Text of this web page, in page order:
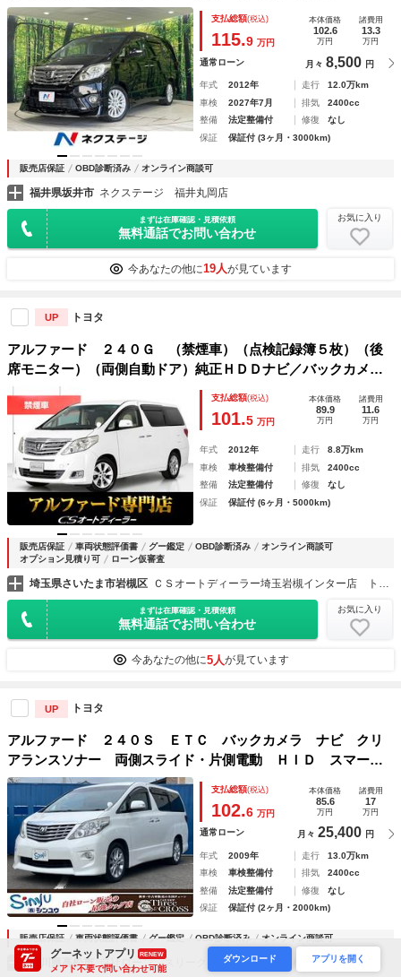
クカメラ クルーズコントロール クリアランスソナー パワ
ーバックドア ＥＴＣ 前／中列パワーシート ＨＩＤラン
プ オートライト
支払総額(税込)
115.9 万円
本体価格
102.6
万円
諸費用
13.3
万円
通常ローン 月々 8,500 円
年式 2012年 走行
12.0万km
車検
2027年7月 排気
2400cc
整備
法定整備付 修復
なし
保証
保証付 (3ヶ月・3000km)
販売店保証 OBD診断済み オンライン商談可
福井県坂井市 ネクステージ 福井丸岡店
まずは在庫確認・見積依頼
無料通話でお問い合わせ
お気に入り
今あなたの他に19人が見ています
UP トヨタ
アルファード ２４０Ｇ （禁煙車）（点検記録簿５枚）（後
席モニター）（両側自動ドア）純正ＨＤＤナビ／バックカメラ
／パワーシート／シートメモリー／コンビハンドル／クルーズ
コントロール／クリアランスソナー／Ｂｌｕｅｔｏｏｔｈ接続
支払総額(税込)
101.5 万円
本体価格
89.9
万円
諸費用
11.6
万円
年式 2012年 走行
8.8万km
車検
車検整備付 排気
2400cc
整備
法定整備付 修復
なし
保証
保証付 (6ヶ月・5000km)
販売店保証 車両状態評価書 グー鑑定 OBD診断済み
オンライン商談可
オプション見積り可
ローン仮審査
埼玉県さいたま市岩槻区 ＣＳオートディーラー埼玉岩槻インター店 トヨタ ２０系３０系４０系アルファード／ヴェルファイア／ハイブリッド／カスタム／高品質中古車専門店
まずは在庫確認・見積依頼
無料通話でお問い合わせ
お気に入り
今あなたの他に5人が見ています
UP トヨタ
アルファード ２４０Ｓ ＥＴＣ バックカメラ ナビ クリ
アランスソナー 両側スライド・片側電動 ＨＩＤ スマート
キー 電動格納ミラー 後席モニター ３列シート フルフラ
ット オットマン ＣＶＴ アルミホイール
支払総額(税込)
102.6 万円
本体価格
85.6
万円
諸費用
17
万円
通常ローン 月々 25,400 円
年式 2009年 走行
13.0万km
車検
車検整備付 排気
2400cc
整備
法定整備付 修復
なし
保証
保証付 (2ヶ月・2000km)
販売店保証 車両状態評価書 グー鑑定 OBD診断済み オンライン商談可
香川県高松市 自社ローン スリークロスシンユウ 高松支店
グーネットアプリ RENEW
メアド不要で問い合わせ可能
ダウンロード アプリを開く